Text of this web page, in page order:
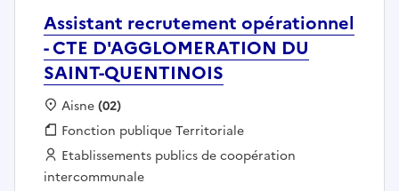
Assistant recrutement opérationnel
- CTE D'AGGLOMERATION DU
SAINT-QUENTINOIS
Localisation :
Aisne(02)
Fonction publique :
Fonction publique Territoriale
Employeur :
Etablissements publics de coopération
intercommunale